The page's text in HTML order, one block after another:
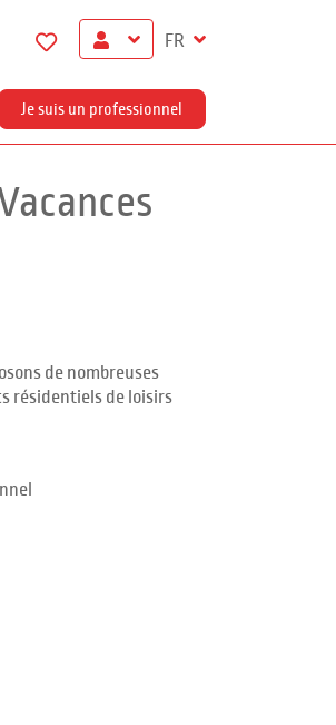
FR
Je suis un professionnel
de nombreuses
résidentiels de loisirs